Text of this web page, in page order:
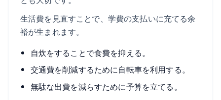
生活費を見直すことで、学費の支払いに充てる余
裕が生まれます。
自炊をすることで食費を抑える。
交通費を削減するために自転車を利用する。
無駄な出費を減らすために予算を立てる。